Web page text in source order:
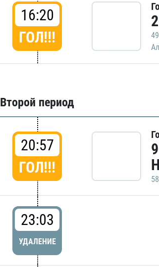
16:20
ГОЛ!!!
Второй период
20:57
ГОЛ!!!
23:03
УДАЛЕНИЕ